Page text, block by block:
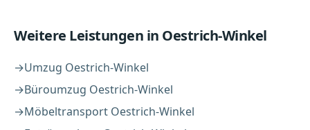
Weitere Leistungen in Oestrich-Winkel
→Umzug Oestrich-Winkel
→Büroumzug Oestrich-Winkel
→Möbeltransport Oestrich-Winkel